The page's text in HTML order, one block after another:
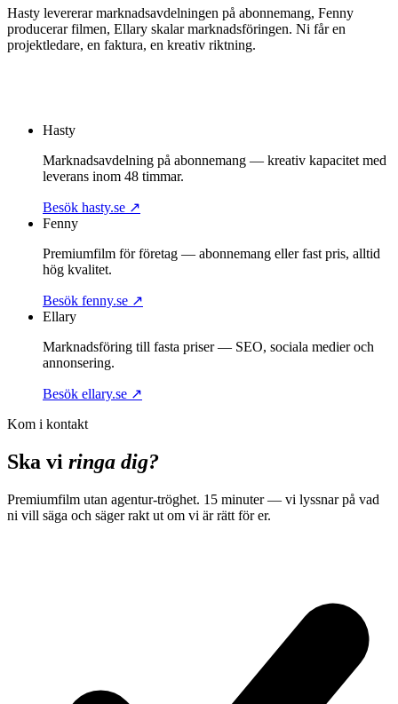
Hasty levererar marknadsavdelningen på abonnemang, Fenny
producerar filmen, Ellary skalar marknadsföringen. Ni får en
projektledare, en faktura, en kreativ riktning.
Boka strategimöte
Hasty
Marknadsavdelning på abonnemang — kreativ kapacitet med
leverans inom 48 timmar.
Besök hasty.se ↗
Fenny
Premiumfilm för företag — abonnemang eller fast pris, alltid
hög kvalitet.
Besök fenny.se ↗
Ellary
Marknadsföring till fasta priser — SEO, sociala medier och
annonsering.
Besök ellary.se ↗
Kom i kontakt
Ska vi ringa dig?
Premiumfilm utan agentur-tröghet. 15 minuter — vi lyssnar på vad
ni vill säga och säger rakt ut om vi är rätt för er.